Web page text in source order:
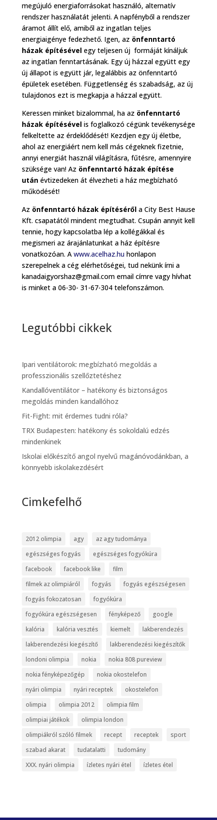
megújuló energiaforrásokat használó, alternatív
rendszer használatát jelenti. A napfényből a rendszer
áramot állít elő, amiből az ingatlan teljes
energiaigénye fedezhető. Igen, az önfenntartó
házak építésévelegy teljesen új formáját kínáljuk
az ingatlan fenntartásának. Egy új házzal együtt egy
új állapot is együtt jár, legalábbis az önfenntartó
épületek esetében. Függetlenség és szabadság, az új
tulajdonos ezt is megkapja a házzal együtt.
Keressen minket bizalommal, ha az önfenntartó
házak építésévelis foglalkozó cégünk tevékenysége
felkeltette az érdeklődését! Kezdjen egy új életbe,
ahol az energiáért nem kell más cégeknek fizetnie,
annyi energiát használ világításra, fűtésre, amennyire
szüksége van! Az önfenntartó házak építése
után évtizedeken át élvezheti a ház megbízható
működését!
Az önfenntartó házak építésérőla City Best Hause
Kft. csapatától mindent megtudhat. Csupán annyit kell
tennie, hogy kapcsolatba lép a kollégákkal és
megismeri az árajánlatunkat a ház építésre
vonatkozóan. A www.acelhaz.huhonlapon
szerepelnek a cég elérhetőségei, tud nekünk írni a
kanadaigyorshaz@gmail.com email címre vagy hívhat
is minket a 06-30- 31-67-304 telefonszámon.
Legutóbbi cikkek
Ipari ventilátorok: megbízható megoldás a
professzionális szellőztetéshez
Kandallóventilátor – hatékony és biztonságos
megoldás minden kandallóhoz
Fit-Fight: mit érdemes tudni róla?
TRX Budapesten: hatékony és sokoldalú edzés
mindenkinek
Iskolai előkészítő angol nyelvű magánóvodánkban, a
könnyebb iskolakezdésért
Cimkefelhő
2012 olimpia agy
az agy tudománya
egészséges fogyás
egészséges fogyókúra
facebook
facebook like
film
filmek az olimpiáról
fogyás
fogyás egészségesen
fogyás fokozatosan
fogyókúra
fogyókúra egészségesen
fényképező
google
kalória
kalória vesztés kiemelt
lakberendezés
lakberendezési kiegészítő
lakberendezési kiegészítők
londoni olimpia
nokia
nokia 808 pureview
nokia fényképezőgép
nokia okostelefon
nyári olimpia
nyári receptek
okostelefon
olimpia
olimpia 2012
olimpia film
olimpiai játékok
olimpia london
olimpiákról szóló filmek
recept receptek
sport
szabad akarat
tudatalatti
tudomány
XXX. nyári olimpia
ízletes nyári étel ízletes étel